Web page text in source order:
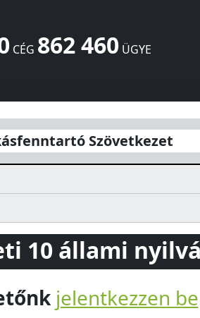
CÉG 862 460ÜGYE
Magyar Lajos u 7/B XIPécs7623HU
Szövetkezet
10 állami
jelentkezzen be